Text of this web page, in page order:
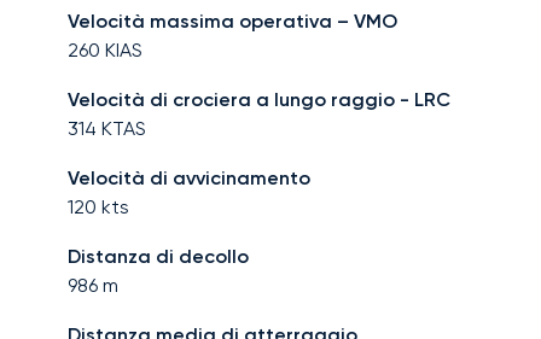
Velocità massima operativa – VMO
260 KIAS
Velocità di crociera a lungo raggio - LRC
314 KTAS
Velocità di avvicinamento
120 kts
Distanza di decollo
986 m